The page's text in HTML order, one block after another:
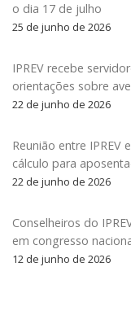
o dia 17 de julho
25 de junho de 2026
IPREV recebe
orientações sobre
22 de junho de 2026
Reunião entre IPREV
cálculo para
22 de junho de 2026
Conselheiros do
em congresso
12 de junho de 2026